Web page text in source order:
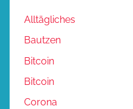
Alltägliches
Bautzen
Bitcoin
Bitcoin
Corona